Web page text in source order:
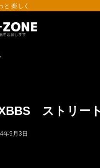
と 楽しく
ストリー
年9月3日